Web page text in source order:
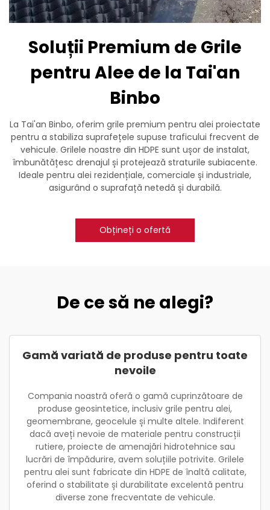
Soluții Premium de Grile
pentru Alee de la Tai'an
Binbo
La Tai'an Binbo, oferim grile premium pentru alei proiectate
pentru a stabiliza suprafețele supuse traficului frecvent de
vehicule. Grilele noastre din HDPE sunt ușor de instalat,
îmbunătățesc drenajul și protejează straturile subiacente.
Ideale pentru alei rezidențiale, comerciale și industriale,
asigurând o suprafață netedă și durabilă.
Obțineți o ofertă
De ce să ne alegi?
Gamă variată de produse pentru toate
nevoile
Compania noastră oferă o gamă cuprinzătoare de
produse geosintetice, inclusiv grile pentru alei,
geomembrane, geocelule și multe altele. Indiferent
dacă aveți nevoie de materiale pentru construcții
rutiere, proiecte de amenajări hidrotehnice sau
lucrări de împădurire, avem soluțiile potrivite. Grilele
pentru alei sunt fabricate din HDPE de înaltă calitate,
oferind o stabilitate și durabilitate excelentă pentru
diverse zone frecventate de vehicule.